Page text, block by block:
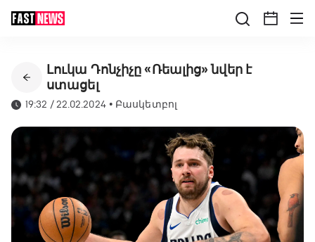
Լուկա Դոնչիչը «Ռեալից» նվեր է
ստացել
19:32 / 22.02.2024 • Բասկետբոլ